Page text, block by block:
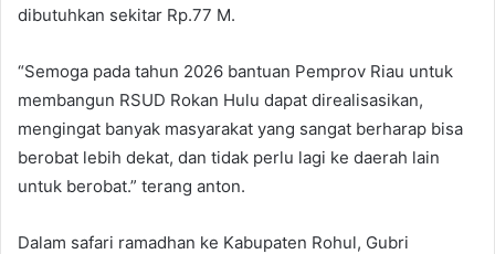
dibutuhkan sekitar Rp.77 M.
“Semoga pada tahun 2026 bantuan Pemprov Riau untuk
membangun RSUD Rokan Hulu dapat direalisasikan,
mengingat banyak masyarakat yang sangat berharap bisa
berobat lebih dekat, dan tidak perlu lagi ke daerah lain
untuk berobat.” terang anton.
Dalam safari ramadhan ke Kabupaten Rohul, Gubri